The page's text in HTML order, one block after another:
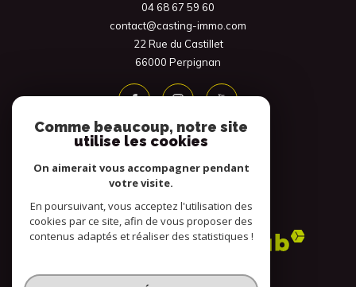
04 68 67 59 60
contact@casting-immo.com
22 Rue du Castillet
66000
Perpignan
Adhérents
Comme beaucoup, notre site
utilise les cookies
On aimerait vous accompagner pendant
votre visite.
En poursuivant, vous acceptez l'utilisation des
cookies par ce site, afin de vous proposer des
contenus adaptés et réaliser des statistiques !